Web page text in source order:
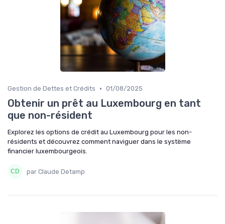
Gestion de Dettes et Crédits • 01/08/2025
Obtenir un prêt au Luxembourg en tant
que non-résident
Explorez les options de crédit au Luxembourg pour les non-
résidents et découvrez comment naviguer dans le système
financier luxembourgeois.
par Claude Detamp